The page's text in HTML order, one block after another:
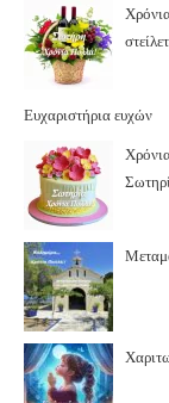
Ευχαριστήρια ευχών